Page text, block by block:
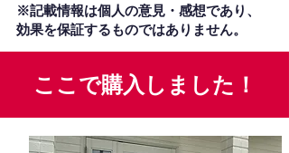
※記載情報は個人の意見・感想であり、
効果を保証するものではありません。
ここで購入しました！